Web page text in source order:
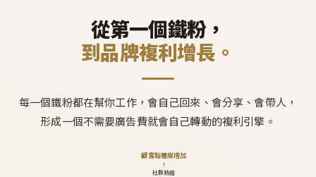
從第一個鐵粉，
到品牌複利增長。
每一個鐵粉都在幫你工作，會自己回來、會分享、會帶人，
形成一個不需要廣告費就會自己轉動的複利引擎。
社群熱絡
↑
顧客黏著度增加